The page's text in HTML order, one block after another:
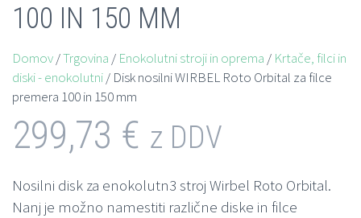
100 IN 150 MM
Domov/Trgovina / Enokolutni stroji in oprema / Krtače, filci in
diski - enokolutni/ Disk nosilni WIRBEL Roto Orbital za filce
premera 100 in 150 mm
299,73 € z DDV
Nosilni disk za enokolutn3 stroj Wirbel Roto Orbital.
Nanj je možno namestiti različne diske in filce